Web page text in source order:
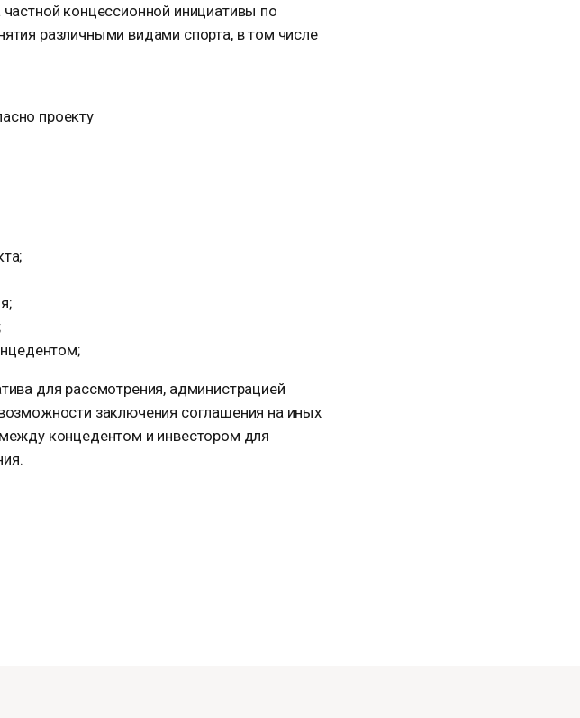
концессионной инициативы по
различными видами спорта, в том числе
проекту
для рассмотрения, администрацией
заключения соглашения на иных
концедентом и инвестором для